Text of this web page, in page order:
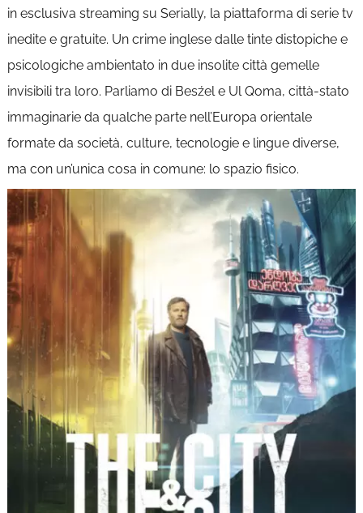
in esclusiva streaming su Serially, la piattaforma di serie tv
inedite e gratuite. Un crime inglese dalle tinte distopiche e
psicologiche ambientato in due insolite città gemelle
invisibili tra loro. Parliamo di Besźel e Ul Qoma, città-stato
immaginarie da qualche parte nell’Europa orientale
formate da società, culture, tecnologie e lingue diverse,
ma con un’unica cosa in comune: lo spazio fisico.